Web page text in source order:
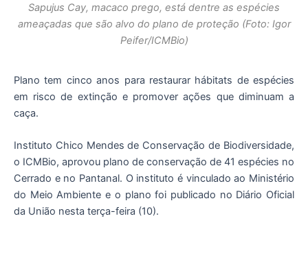
Sapujus Cay, macaco prego, está dentre as espécies
ameaçadas que são alvo do plano de proteção (Foto: Igor
Peifer/ICMBio)
Plano tem cinco anos para restaurar hábitats de espécies
em risco de extinção e promover ações que diminuam a
caça.
Instituto Chico Mendes de Conservação de Biodiversidade,
o ICMBio, aprovou plano de conservação de 41 espécies no
Cerrado e no Pantanal. O instituto é vinculado ao Ministério
do Meio Ambiente e o plano foi publicado no Diário Oficial
da União nesta terça-feira (10).